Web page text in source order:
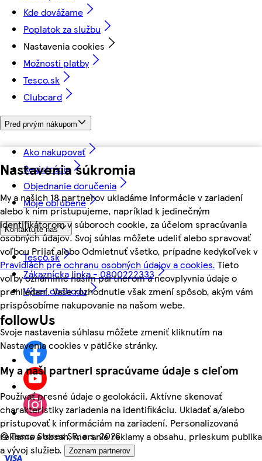
Nastavenia súkromia
My a našich 18 partnerov ukladáme informácie v zariadení
alebo k nim pristupujeme, napríklad k jedinečným
identifikátorom v súboroch cookie, za účelom spracúvania
osobných údajov. Svoj súhlas môžete udeliť alebo spravovať
voľbou Prijať alebo Odmietnuť všetko, prípadne kedykoľvek v
Pravidlách pre ochranu osobných údajov a cookies. Tieto
voľby oznámime našim partnerom a neovplyvnia údaje o
prehliadaní. Vaše rozhodnutie však zmení spôsob, akým vám
prispôsobíme nakupovanie na našom webe.
Svoje nastavenia súhlasu môžete zmeniť kliknutím na
Nastavenia cookies v pätičke stránky.
My a naši partneri spracúvame údaje s cieľom
Používať presné údaje o geolokácii. Aktívne skenovať
charakteristiky zariadenia na identifikáciu. Ukladať a/alebo
pristupovať k informáciám na zariadení. Personalizovaná
reklama a obsah, meranie reklamy a obsahu, prieskum publika
a vývoj služieb.
Zoznam partnerov
Kde dovážame
Poplatok za službu
Nastavenia cookies
Možnosti platby
Tesco.sk
Clubcard
Pred prvým nákupom
Ako nakupovať
Registrácia
Objednanie doručenia
Moje obľúbené
Kontaktujte nás
Tesco.sk
Zákaznícka linka - 0800222333
Výber obchodu
followUs
©Tesco Stores SR, a.s. 2026